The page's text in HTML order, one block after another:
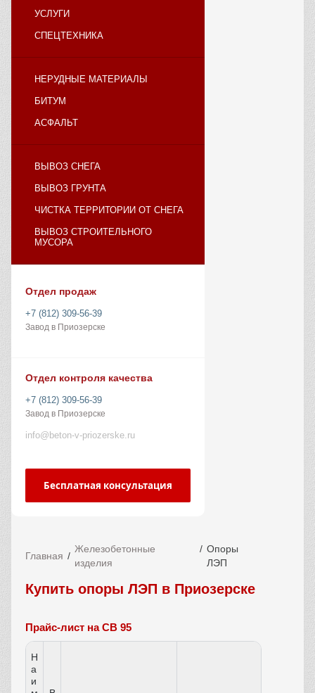
УСЛУГИ
СПЕЦТЕХНИКА
НЕРУДНЫЕ МАТЕРИАЛЫ
БИТУМ
АСФАЛЬТ
ВЫВОЗ СНЕГА
ВЫВОЗ ГРУНТА
ЧИСТКА ТЕРРИТОРИИ ОТ СНЕГА
ВЫВОЗ СТРОИТЕЛЬНОГО
МУСОРА
Отдел продаж
+7 (812) 309-56-39
Завод в Приозерске
Отдел контроля качества
+7 (812) 309-56-39
Завод в Приозерске
info@beton-v-priozerske.ru
Бесплатная консультация
Главная
Железобетонные
изделия
Опоры
ЛЭП
Купить опоры ЛЭП в Приозерске
Прайс-лист на СВ 95
Н
а
и